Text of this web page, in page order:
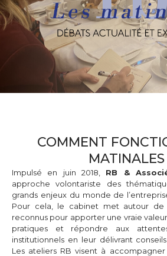
COMMENT
MATINALES
Impulsé en juin 2018, RB &
approche volontariste des
grands enjeux du monde de
Pour cela, le cabinet met autour
reconnus pour apporter une vraie
pratiques et répondre aux
institutionnels en leur délivrant
Les ateliers RB visent à